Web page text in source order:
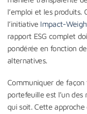
l’emploi et les produits.
l’initiative Impact-
rapport ESG complet
pondérée en fonction
alternatives.
Communiquer de façon
portefeuille est l’un
qui soit. Cette